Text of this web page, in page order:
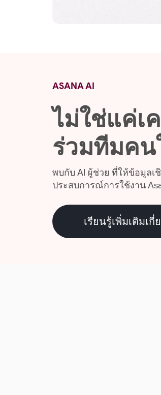
ASANA AI
ไม่ใช่แค่เ
ร่วมทีมค
พบกับ AI ผู้ช่วย ที่ให้ข้อมูลเ
ประสบการณ์การใช้งาน
เรียนรู้เพิ่มเติมเกี่